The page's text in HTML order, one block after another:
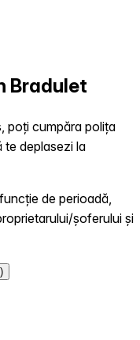
Bradulet
poți cumpăra polița
te deplasezi la
de perioadă,
șoferului și